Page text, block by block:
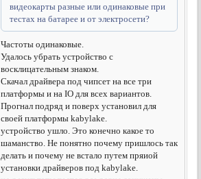
видеокарты разные или одинаковые при
тестах на батарее и от электросети?
Частоты одинаковые.
Удалось убрать устройство с
восклицательным знаком.
Скачал драйвера под чипсет на все три
платформы и на IO для всех вариантов.
Прогнал подряд и поверх установил для
своей платформы kabylake.
устройство ушло. Это конечно какое то
шаманство. Не понятно почему пришлось так
делать и почему не встало путем пряиой
установки драйверов под kabylake.